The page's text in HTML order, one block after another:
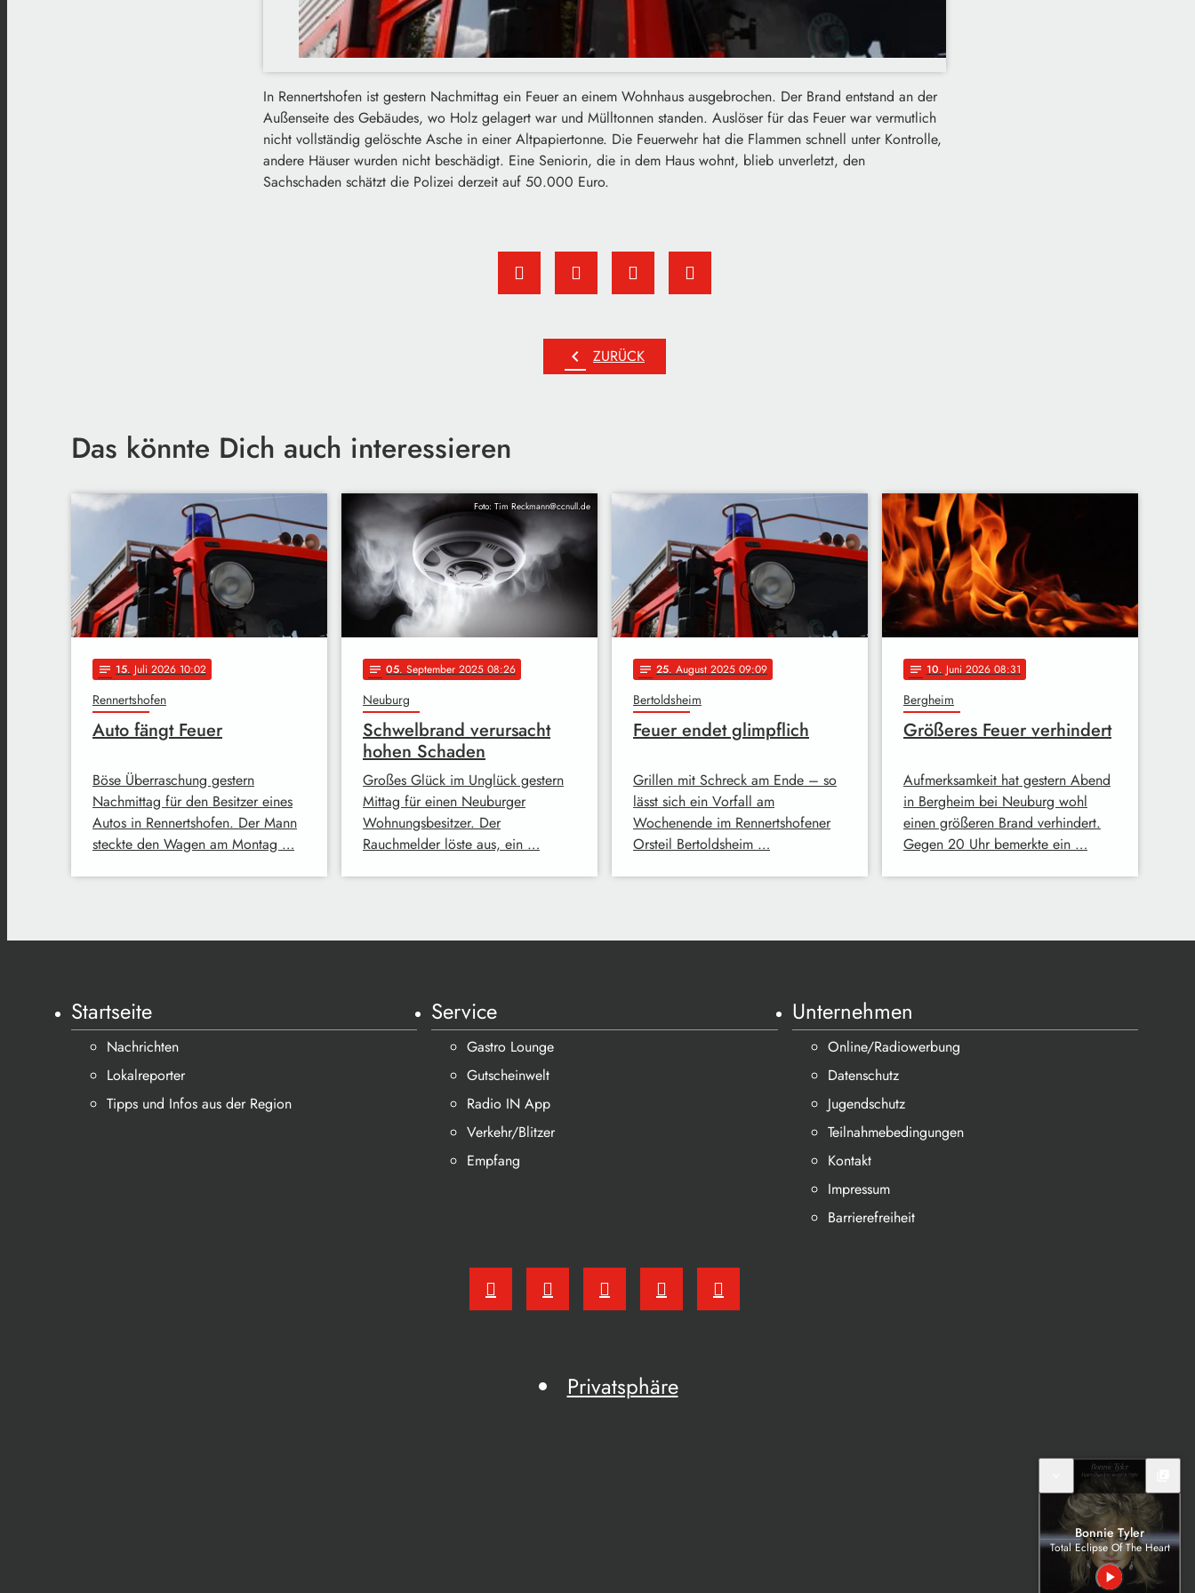
In Rennertshofen ist gestern Nachmittag ein Feuer an einem Wohnhaus ausgebrochen. Der Brand entstand an der
Außenseite des Gebäudes, wo Holz gelagert war und Mülltonnen standen. Auslöser für das Feuer war vermutlich
nicht vollständig gelöschte Asche in einer Altpapiertonne. Die Feuerwehr hat die Flammen schnell unter Kontrolle,
andere Häuser wurden nicht beschädigt. Eine Seniorin, die in dem Haus wohnt, blieb unverletzt, den
Sachschaden schätzt die Polizei derzeit auf 50.000 Euro.
chevron_left ZURÜCK
Das könnte Dich auch interessieren
notes 15. Juli 2026 10:02
Rennertshofen
Auto fängt Feuer
Böse Überraschung gestern
Nachmittag für den Besitzer eines
Autos in Rennertshofen. Der Mann
steckte den Wagen am Montag …
Foto: Tim Reckmann@ccnull.de
notes 05. September 2025 08:26
Neuburg
Schwelbrand verursacht
hohen Schaden
Großes Glück im Unglück gestern
Mittag für einen Neuburger
Wohnungsbesitzer. Der
Rauchmelder löste aus, ein …
notes 25. August 2025 09:09
Bertoldsheim
Feuer endet glimpflich
Grillen mit Schreck am Ende – so
lässt sich ein Vorfall am
Wochenende im Rennertshofener
Orsteil Bertoldsheim …
notes 10. Juni 2026 08:31
Bergheim
Größeres Feuer verhindert
Aufmerksamkeit hat gestern Abend
in Bergheim bei Neuburg wohl
einen größeren Brand verhindert.
Gegen 20 Uhr bemerkte ein …
Startseite
Nachrichten
Lokalreporter
Tipps und Infos aus der Region
Service
Gastro Lounge
Gutscheinwelt
Radio IN App
Verkehr/Blitzer
Empfang
Unternehmen
Online/Radiowerbung
Datenschutz
Jugendschutz
Teilnahmebedingungen
Kontakt
Impressum
Barrierefreiheit
Privatsphäre
Bonnie Tyler
Total Eclipse Of The Heart
play_arrow